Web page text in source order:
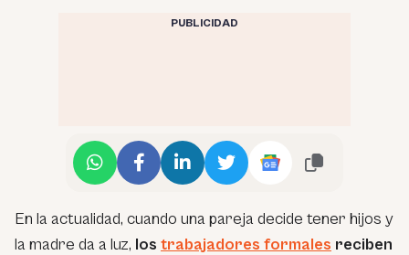
PUBLICIDAD
En la actualidad, cuando una pareja decide tener hijos y
la madre da a luz, los trabajadores formales reciben